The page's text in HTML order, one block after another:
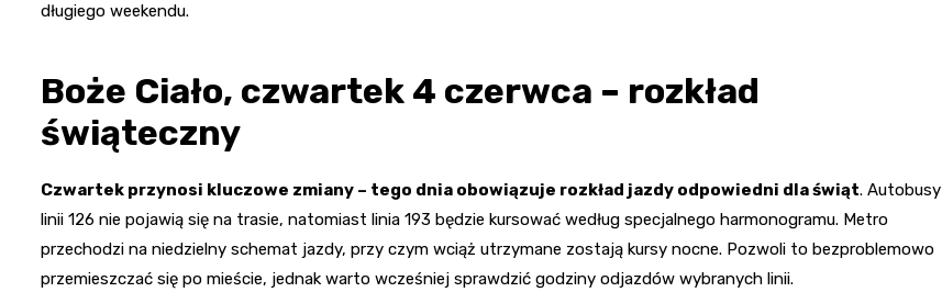
długiego weekendu.
Boże Ciało, czwartek 4 czerwca – rozkład
świąteczny
Czwartek przynosi kluczowe zmiany – tego dnia obowiązuje rozkład jazdy odpowiedni dla świąt. Autobusy
linii 126 nie pojawią się na trasie, natomiast linia 193 będzie kursować według specjalnego harmonogramu. Metro
przechodzi na niedzielny schemat jazdy, przy czym wciąż utrzymane zostają kursy nocne. Pozwoli to bezproblemowo
przemieszczać się po mieście, jednak warto wcześniej sprawdzić godziny odjazdów wybranych linii.